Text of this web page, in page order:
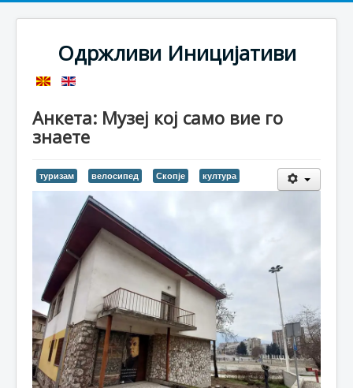
Одржливи Иницијативи
Анкета: Музеј кој само вие го
знаете
туризам велосипед Скопје култура